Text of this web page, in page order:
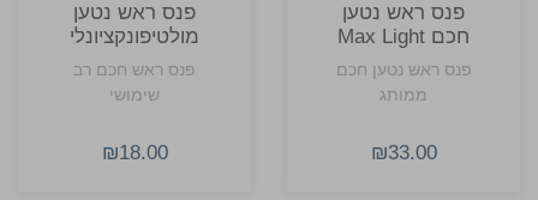
פנס ראש נטען
חכם Max Light
ממותג
פנס ראש נטען חכם
ממותג
₪33.00
פנס ראש נטען
מולטיפונקציונלי
FORCELIGHT
פנס ראש חכם רב
שימושי
₪18.00